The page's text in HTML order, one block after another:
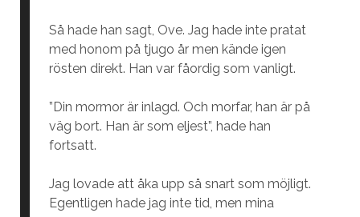
Så hade han sagt, Ove. Jag hade inte pratat
med honom på tjugo år men kände igen
rösten direkt. Han var fåordig som vanligt.
”Din mormor är inlagd. Och morfar, han är på
väg bort. Han är som eljest”, hade han
fortsatt.
Jag lovade att åka upp så snart som möjligt.
Egentligen hade jag inte tid, men mina